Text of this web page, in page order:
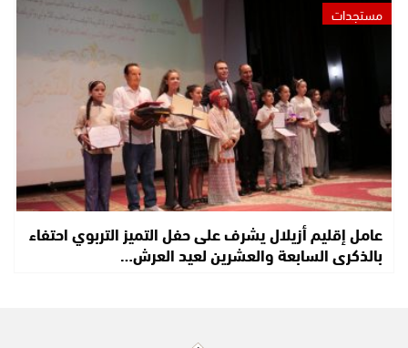
مستجدات
عامل إقليم أزيلال يشرف على حفل التميز التربوي احتفاء
بالذكرى السابعة والعشرين لعيد العرش…